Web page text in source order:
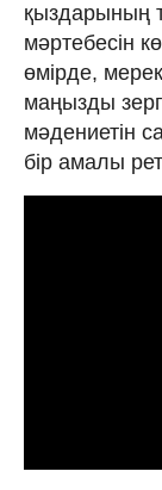
қыздарының
мәртебесін
өмірде,
маңызды
мәдениетін
бір амалы